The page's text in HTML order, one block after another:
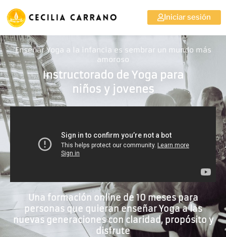
Iniciar sesión
Enseñar Yoga a la infancia es sembrar un mundo más
amoroso
Instructorado de Yoga para
niños y jovenes
Una formación online de 10 meses para
personas que quieran enseñar Yoga a las
nuevas generaciones con claridad, propósito y
disfrute